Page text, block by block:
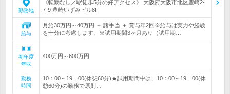
勤務地
《転勤なし／駅徒歩5分の好アクセス》 大阪府大阪市北区豊崎2-
7-9 豊崎いずみビル8F
給与
月給30万円～40万円 ＋ 諸手当 ＋ 賞与年2回※給与は実力や経験
を十分に考慮します。※試用期間3ヶ月あり（試用期…
初年度
年収
400万円～600万円
勤務
時間
10：00～19：00(休憩60分)★試用期間中は、10：00～19：00(休
憩60分)の勤務で原則…